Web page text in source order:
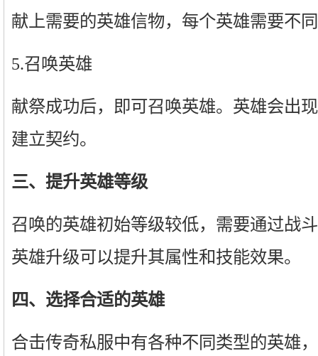
献上需要的英雄信物，每个英雄需要不
5.召唤英雄
献祭成功后，即可召唤英雄。英雄会出
建立契约。
三、提升英雄等级
召唤的英雄初始等级较低，需要通过战
英雄升级可以提升其属性和技能效果。
四、选择合适的英雄
合击传奇私服中有各种不同类型的英雄